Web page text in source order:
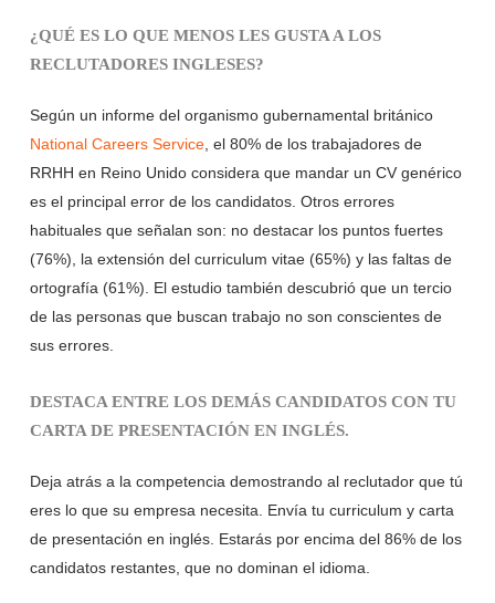
¿QUÉ ES LO QUE MENOS LES GUSTA A LOS
RECLUTADORES INGLESES?
Según un informe del organismo gubernamental británico
National Careers Service, el 80% de los trabajadores de
RRHH en Reino Unido considera que mandar un CV genérico
es el principal error de los candidatos. Otros errores
habituales que señalan son: no destacar los puntos fuertes
(76%), la extensión del curriculum vitae (65%) y las faltas de
ortografía (61%). El estudio también descubrió que un tercio
de las personas que buscan trabajo no son conscientes de
sus errores.
DESTACA ENTRE LOS DEMÁS CANDIDATOS CON TU
CARTA DE PRESENTACIÓN EN INGLÉS.
Deja atrás a la competencia demostrando al reclutador que tú
eres lo que su empresa necesita. Envía tu curriculum y carta
de presentación en inglés. Estarás por encima del 86% de los
candidatos restantes, que no dominan el idioma.